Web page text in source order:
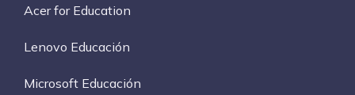
Acer for Education
Lenovo Educación
Microsoft Educación